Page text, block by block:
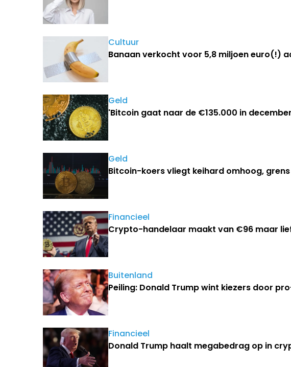
Cultuur
Banaan verkocht voor 5,8 miljoen euro(!)
Geld
'Bitcoin gaat naar de €135.000 in
Geld
Bitcoin-koers vliegt keihard omhoog,
Financieel
Crypto-handelaar maakt van €96 maar
Buitenland
Peiling: Donald Trump wint kiezers door
Financieel
Donald Trump haalt megabedrag op in